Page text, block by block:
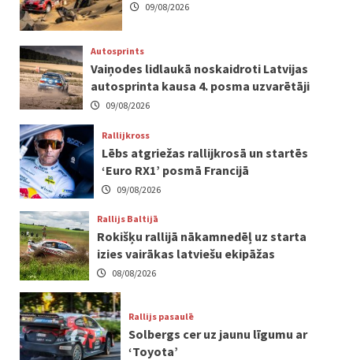
09/08/2026
Autosprints
Vaiņodes lidlaukā noskaidroti Latvijas
autosprinta kausa 4. posma uzvarētāji
09/08/2026
Rallijkross
Lēbs atgriežas rallijkrosā un startēs
‘Euro RX1’ posmā Francijā
09/08/2026
Rallijs Baltijā
Rokišķu rallijā nākamnedēļ uz starta
izies vairākas latviešu ekipāžas
08/08/2026
Rallijs pasaulē
Solbergs cer uz jaunu līgumu ar
‘Toyota’